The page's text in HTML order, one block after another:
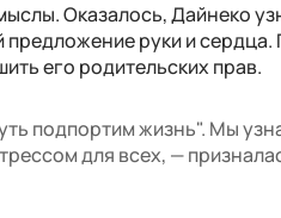
Оказалось, Дайнеко
предложение руки и сердца.
его родительских прав.
подпортим жизнь". Мы
для всех, —